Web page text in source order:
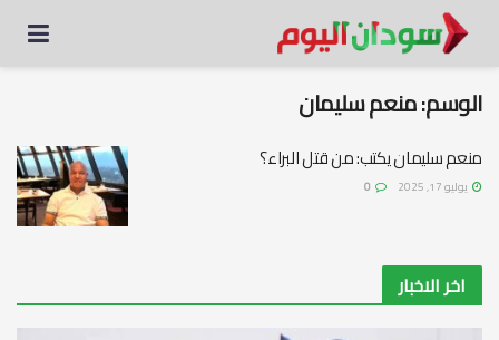
الوسم:منعم سليمان
منعم سليمان يكتب: من قتل البراء؟
يوليو 17, 2025
اخر الاخبار